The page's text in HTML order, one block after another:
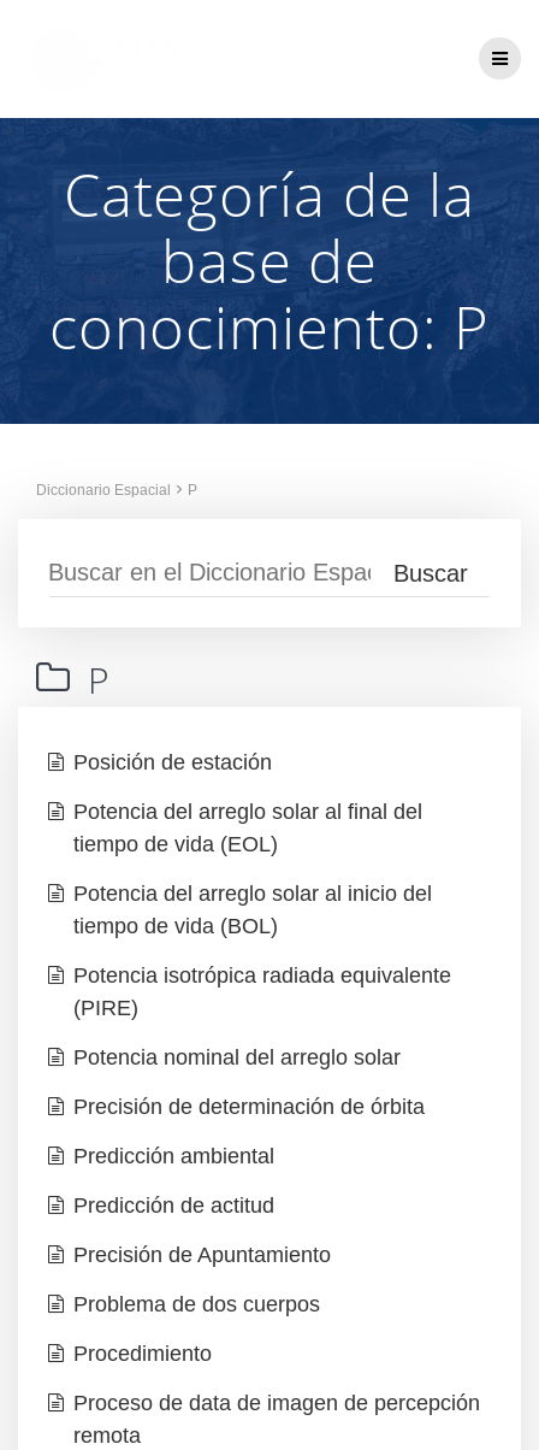
Categoría de la
base de
conocimiento: P
Diccionario Espacial P
P
Posición de estación
Potencia del arreglo solar al final del
tiempo de vida (EOL)
Potencia del arreglo solar al inicio del
tiempo de vida (BOL)
Potencia isotrópica radiada equivalente
(PIRE)
Potencia nominal del arreglo solar
Precisión de determinación de órbita
Predicción ambiental
Predicción de actitud
Precisión de Apuntamiento
Problema de dos cuerpos
Procedimiento
Proceso de data de imagen de percepción
remota